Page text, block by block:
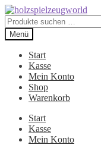
Zur
Navigation
springen
Zum
Inhalt
springen
Suchen
nach:
Menü
Start
Kasse
Mein Konto
Shop
Warenkorb
Start
Kasse
Mein Konto